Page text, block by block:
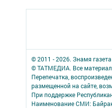
© 2011 - 2026. Знамя
© ТАТМЕДИА. Все
Перепечатка,
размещенной на сайте,
При поддержке
Наименование СМИ: